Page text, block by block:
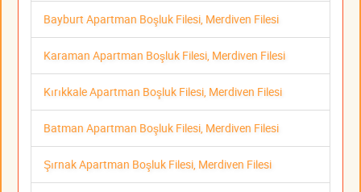
Bayburt Apartman Boşluk Filesi, Merdiven Filesi
Karaman Apartman Boşluk Filesi, Merdiven Filesi
Kırıkkale Apartman Boşluk Filesi, Merdiven Filesi
Batman Apartman Boşluk Filesi, Merdiven Filesi
Şırnak Apartman Boşluk Filesi, Merdiven Filesi